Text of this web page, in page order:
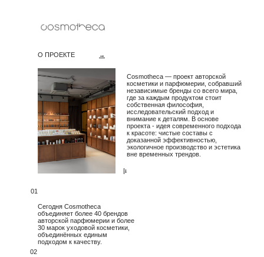
01
02
→
Cosmotheca — проект авторской
косметики и парфюмерии, собравший
независимые бренды со всего мира,
где за каждым продуктом стоит
собственная философия,
исследовательский подход и
внимание к деталям. В основе
проекта - идея современного подхода
к красоте: чистые составы с
доказанной эффективностью,
экологичное производство и эстетика
вне временных трендов.
О ПРОЕКТЕ
Сегодня Cosmotheca
объединяет более 40 брендов
авторской парфюмерии и более
30 марок уходовой косметики,
объединённых единым
подходом к качеству.
→